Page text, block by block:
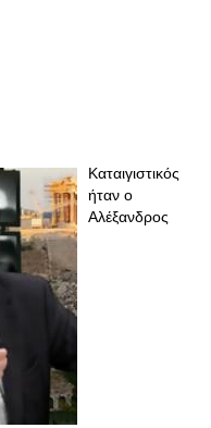
Καταιγιστικός
ήταν ο
Αλέξανδρος